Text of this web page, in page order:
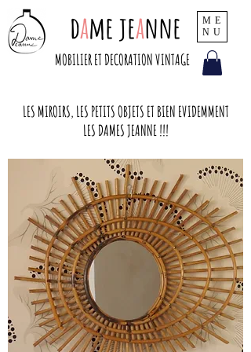
ME
NU
dame jeanne
MOBILIER ET DECORATION VINTAGE
LES MIROIRS, LES PETITS OBJETS ET BIEN EVIDEMMENT
LES DAMES JEANNE !!!